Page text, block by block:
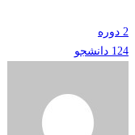
2 دوره
124 دانشجو